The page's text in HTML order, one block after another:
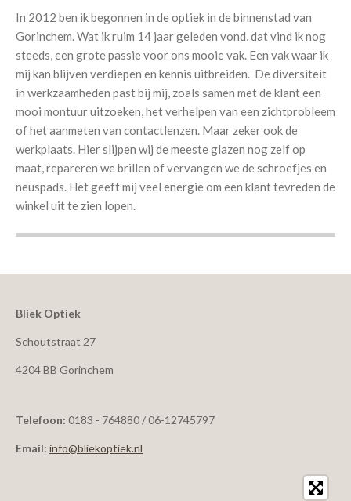
In 2012 ben ik begonnen in de optiek in de binnenstad van
Gorinchem. Wat ik ruim 14 jaar geleden vond, dat vind ik nog
steeds, een grote passie voor ons mooie vak. Een vak waar ik
mij kan blijven verdiepen en kennis uitbreiden. De diversiteit
in werkzaamheden past bij mij, zoals samen met de klant een
mooi montuur uitzoeken, het verhelpen van een zichtprobleem
of het aanmeten van contactlenzen. Maar zeker ook de
werkplaats. Hier slijpen wij de meeste glazen nog zelf op
maat, repareren we brillen of vervangen we de schroefjes en
neuspads. Het geeft mij veel energie om een klant tevreden de
winkel uit te zien lopen.
Bliek Optiek
Schoutstraat 27
4204 BB Gorinchem
Telefoon: 0183 - 764880 / 06-12745797
Email: info@bliekoptiek.nl